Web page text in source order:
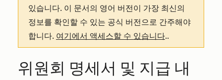
있습니다. 이 문서의 영어 버전이 가장 최신의
정보를 확인할 수 있는 공식 버전으로 간주해야
합니다. 여기에서 액세스할 수 있습니다..
위원회 명세서 및 지급 내